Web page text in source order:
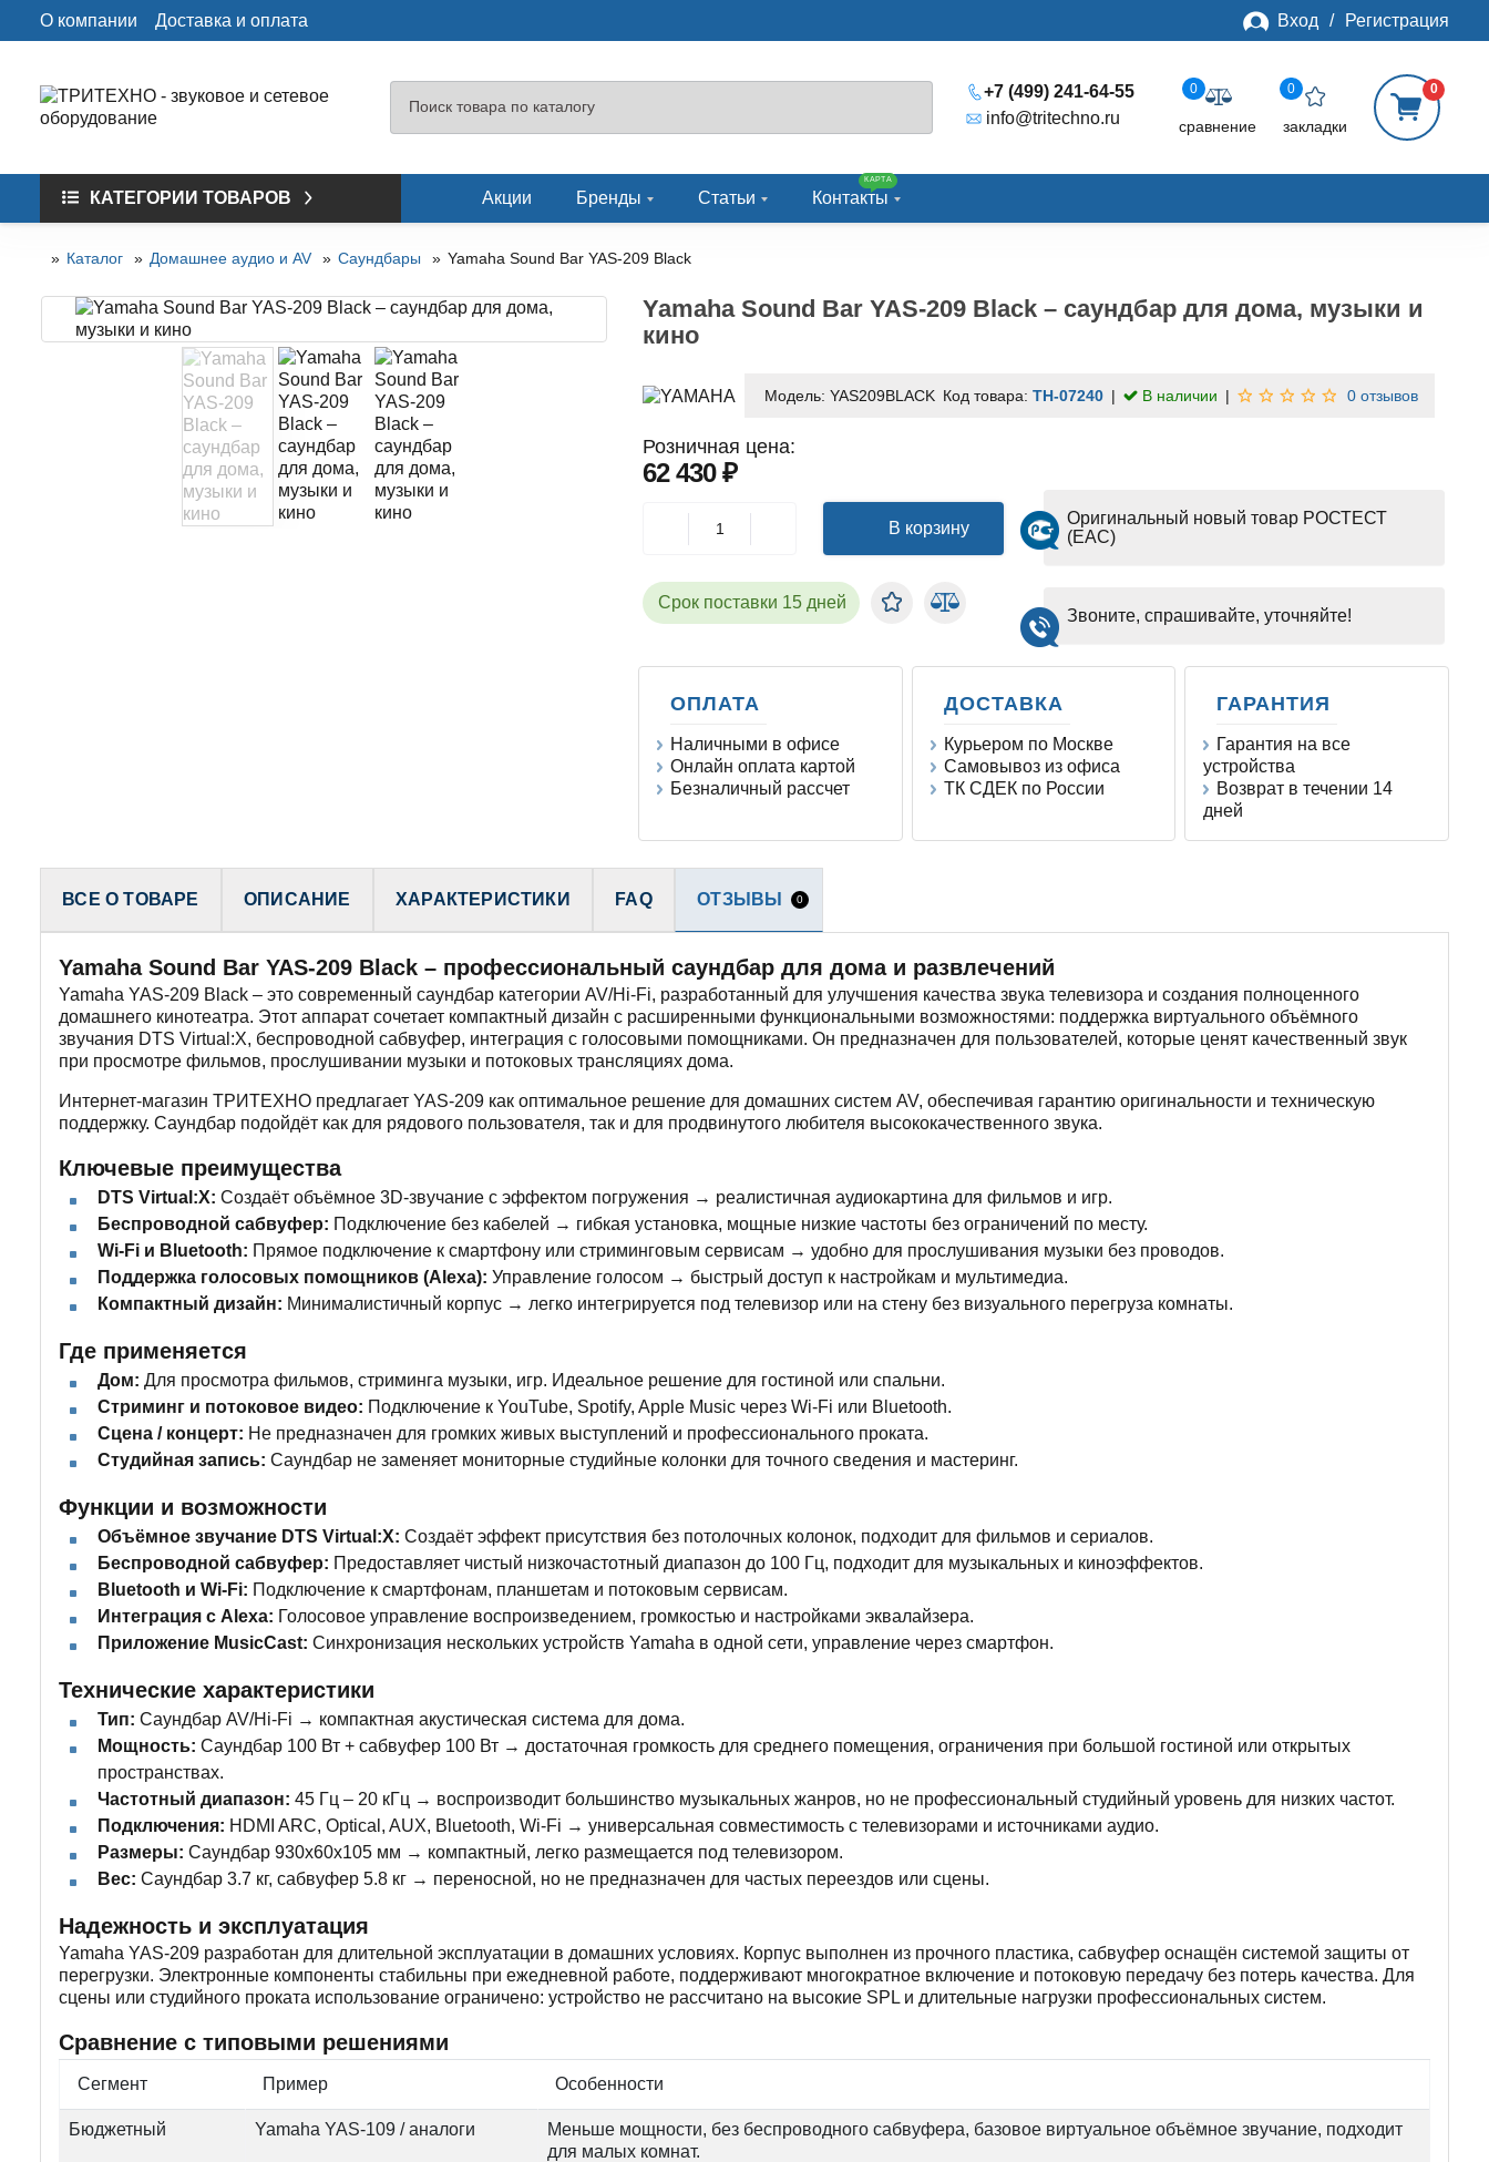
О компании Доставка и оплата Вход / Регистрация
+7 (499) 241-64-55
info@tritechno.ru
0
сравнение
0
закладки
0
КАТЕГОРИИ ТОВАРОВ Акции Бренды Статьи
КАРТА
Контакты
Каталог Домашнее аудио и AV Саундбары Yamaha Sound Bar YAS-209 Black
Yamaha Sound Bar YAS-209 Black – саундбар для дома, музыки и
кино
Модель: YAS209BLACK Код товара: TH-07240 В наличии 0 отзывов
Розничная цена:
62 430 ₽
В корзину
Срок поставки 15 дней
Оригинальный новый товар РОСТЕСТ
(EAC)
Звоните, спрашивайте, уточняйте!
ОПЛАТА
Наличными в офисе
Онлайн оплата картой
Безналичный рассчет
ДОСТАВКА
Курьером по Москве
Самовывоз из офиса
ТК СДЕК по России
ГАРАНТИЯ
Гарантия на все
устройства
Возврат в течении 14
дней
ВСЕ О ТОВАРЕ ОПИСАНИЕ ХАРАКТЕРИСТИКИ FAQ ОТЗЫВЫ 0
Yamaha Sound Bar YAS-209 Black – профессиональный саундбар для дома и развлечений
Yamaha YAS-209 Black – это современный саундбар категории AV/Hi-Fi, разработанный для улучшения качества звука телевизора и создания полноценного
домашнего кинотеатра. Этот аппарат сочетает компактный дизайн с расширенными функциональными возможностями: поддержка виртуального объёмного
звучания DTS Virtual:X, беспроводной сабвуфер, интеграция с голосовыми помощниками. Он предназначен для пользователей, которые ценят качественный звук
при просмотре фильмов, прослушивании музыки и потоковых трансляциях дома.
Интернет-магазин ТРИТЕХНО предлагает YAS-209 как оптимальное решение для домашних систем AV, обеспечивая гарантию оригинальности и техническую
поддержку. Саундбар подойдёт как для рядового пользователя, так и для продвинутого любителя высококачественного звука.
Ключевые преимущества
DTS Virtual:X: Создаёт объёмное 3D-звучание с эффектом погружения → реалистичная аудиокартина для фильмов и игр.
Беспроводной сабвуфер: Подключение без кабелей → гибкая установка, мощные низкие частоты без ограничений по месту.
Wi-Fi и Bluetooth: Прямое подключение к смартфону или стриминговым сервисам → удобно для прослушивания музыки без проводов.
Поддержка голосовых помощников (Alexa): Управление голосом → быстрый доступ к настройкам и мультимедиа.
Компактный дизайн: Минималистичный корпус → легко интегрируется под телевизор или на стену без визуального перегруза комнаты.
Где применяется
Дом: Для просмотра фильмов, стриминга музыки, игр. Идеальное решение для гостиной или спальни.
Стриминг и потоковое видео: Подключение к YouTube, Spotify, Apple Music через Wi-Fi или Bluetooth.
Сцена / концерт: Не предназначен для громких живых выступлений и профессионального проката.
Студийная запись: Саундбар не заменяет мониторные студийные колонки для точного сведения и мастеринг.
Функции и возможности
Объёмное звучание DTS Virtual:X: Создаёт эффект присутствия без потолочных колонок, подходит для фильмов и сериалов.
Беспроводной сабвуфер: Предоставляет чистый низкочастотный диапазон до 100 Гц, подходит для музыкальных и киноэффектов.
Bluetooth и Wi-Fi: Подключение к смартфонам, планшетам и потоковым сервисам.
Интеграция с Alexa: Голосовое управление воспроизведением, громкостью и настройками эквалайзера.
Приложение MusicCast: Синхронизация нескольких устройств Yamaha в одной сети, управление через смартфон.
Технические характеристики
Тип: Саундбар AV/Hi-Fi → компактная акустическая система для дома.
Мощность: Саундбар 100 Вт + сабвуфер 100 Вт → достаточная громкость для среднего помещения, ограничения при большой гостиной или открытых
пространствах.
Частотный диапазон: 45 Гц – 20 кГц → воспроизводит большинство музыкальных жанров, но не профессиональный студийный уровень для низких частот.
Подключения: HDMI ARC, Optical, AUX, Bluetooth, Wi-Fi → универсальная совместимость с телевизорами и источниками аудио.
Размеры: Саундбар 930x60x105 мм → компактный, легко размещается под телевизором.
Вес: Саундбар 3.7 кг, сабвуфер 5.8 кг → переносной, но не предназначен для частых переездов или сцены.
Надежность и эксплуатация
Yamaha YAS-209 разработан для длительной эксплуатации в домашних условиях. Корпус выполнен из прочного пластика, сабвуфер оснащён системой защиты от
перегрузки. Электронные компоненты стабильны при ежедневной работе, поддерживают многократное включение и потоковую передачу без потерь качества. Для
сцены или студийного проката использование ограничено: устройство не рассчитано на высокие SPL и длительные нагрузки профессиональных систем.
Сравнение с типовыми решениями
Сегмент Пример Особенности
Бюджетный Yamaha YAS-109 / аналоги
Меньше мощности, без беспроводного сабвуфера, базовое виртуальное объёмное звучание, подходит
для малых комнат.